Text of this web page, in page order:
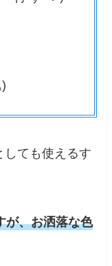
しても使えるす
が、お洒落な色